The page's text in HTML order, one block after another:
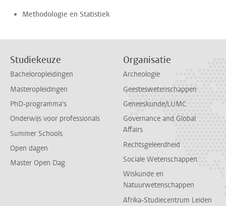
Methodologie en Statistiek
Studiekeuze
Bacheloropleidingen
Masteropleidingen
PhD-programma's
Onderwijs voor professionals
Summer Schools
Open dagen
Master Open Dag
Organisatie
Archeologie
Geesteswetenschappen
Geneeskunde/LUMC
Governance and Global
Affairs
Rechtsgeleerdheid
Sociale Wetenschappen
Wiskunde en
Natuurwetenschappen
Afrika-Studiecentrum Leiden